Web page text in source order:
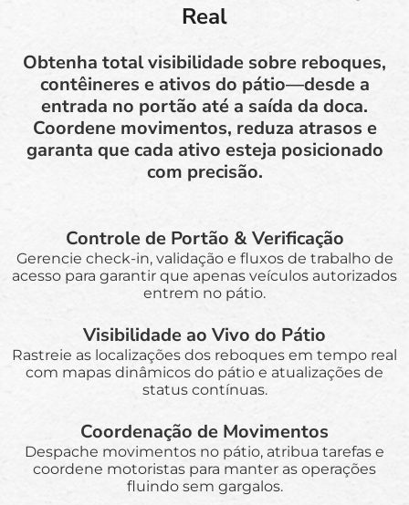
Real
Obtenha total visibilidade sobre reboques,
contêineres e ativos do pátio—desde a
entrada no portão até a saída da doca.
Coordene movimentos, reduza atrasos e
garanta que cada ativo esteja posicionado
com precisão.
Controle de Portão & Verificação
Gerencie check-in, validação e fluxos de trabalho de
acesso para garantir que apenas veículos autorizados
entrem no pátio.
Visibilidade ao Vivo do Pátio
Rastreie as localizações dos reboques em tempo real
com mapas dinâmicos do pátio e atualizações de
status contínuas.
Coordenação de Movimentos
Despache movimentos no pátio, atribua tarefas e
coordene motoristas para manter as operações
fluindo sem gargalos.